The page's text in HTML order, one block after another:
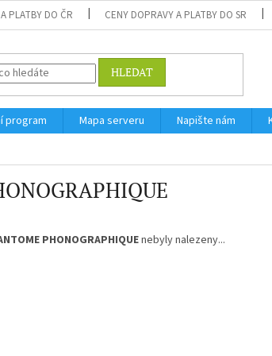
PLATBY DO ČR CENY DOPRAVY A PLATBY DO SR
HLEDAT
program Mapa serveru Napište nám
PHONOGRAPHIQUEnebyly nalezeny...